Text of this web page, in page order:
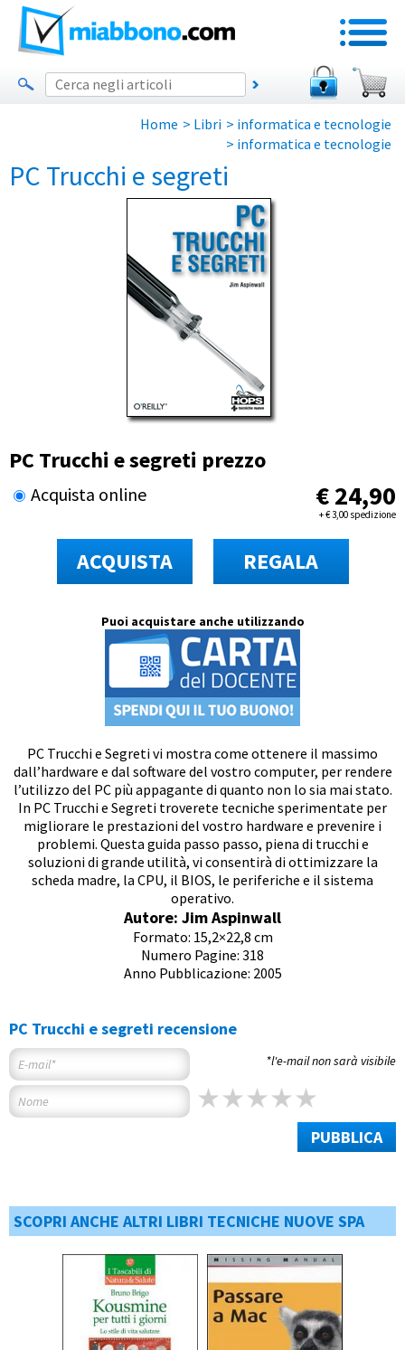
Home > Libri > informatica e tecnologie
> informatica e tecnologie
PC Trucchi e segreti
PC Trucchi e segreti prezzo
Acquista online €24,90
+€3,00 spedizione
ACQUISTA REGALA
Puoi acquistare anche utilizzando
PC Trucchi e Segreti vi mostra come ottenere il massimo
dall’hardware e dal software del vostro computer, per rendere
l’utilizzo del PC più appagante di quanto non lo sia mai stato.
In PC Trucchi e Segreti troverete tecniche sperimentate per
migliorare le prestazioni del vostro hardware e prevenire i
problemi. Questa guida passo passo, piena di trucchi e
soluzioni di grande utilità, vi consentirà di ottimizzare la
scheda madre, la CPU, il BIOS, le periferiche e il sistema
operativo.
Autore: Jim Aspinwall
Formato: 15,2×22,8 cm
Numero Pagine: 318
Anno Pubblicazione: 2005
PC Trucchi e segreti recensione
*l'e-mail non sarà visibile
PUBBLICA
SCOPRI ANCHE ALTRI LIBRI TECNICHE NUOVE SPA